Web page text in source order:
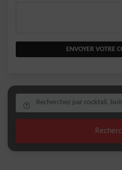
ENVOYER VOTRE